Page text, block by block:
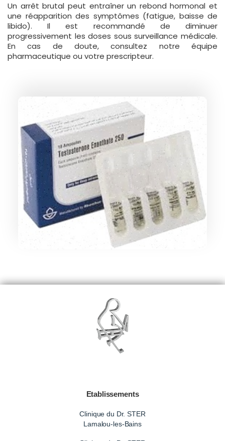
Un arrêt brutal peut entraîner un rebond hormonal et
une réapparition des symptômes (fatigue, baisse de
libido). Il est recommandé de diminuer
progressivement les doses sous surveillance médicale.
En cas de doute, consultez notre équipe
pharmaceutique ou votre prescripteur.
Etablissements
Clinique du Dr. STER
Lamalou-les-Bains